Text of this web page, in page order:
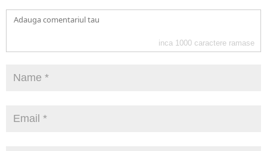
inca 1000 caractere ramase